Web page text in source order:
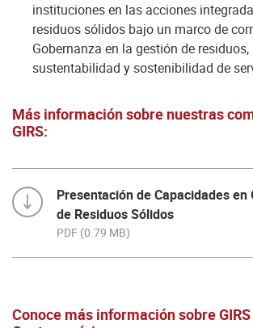
instituciones en las acciones
residuos sólidos bajo un marco de
Gobernanza en la gestión de
sustentabilidad y sostenibilidad de
Más información sobre nuestras
GIRS:
Presentación de Capacidades
de Residuos Sólidos
PDF (0.79 MB)
Conoce más información sobre